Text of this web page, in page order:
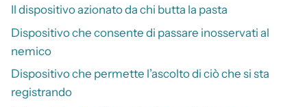
Il dispositivo azionato da chi butta la pasta
Dispositivo che consente di passare inosservati al
nemico
Dispositivo che permette l’ascolto di ciò che si sta
registrando